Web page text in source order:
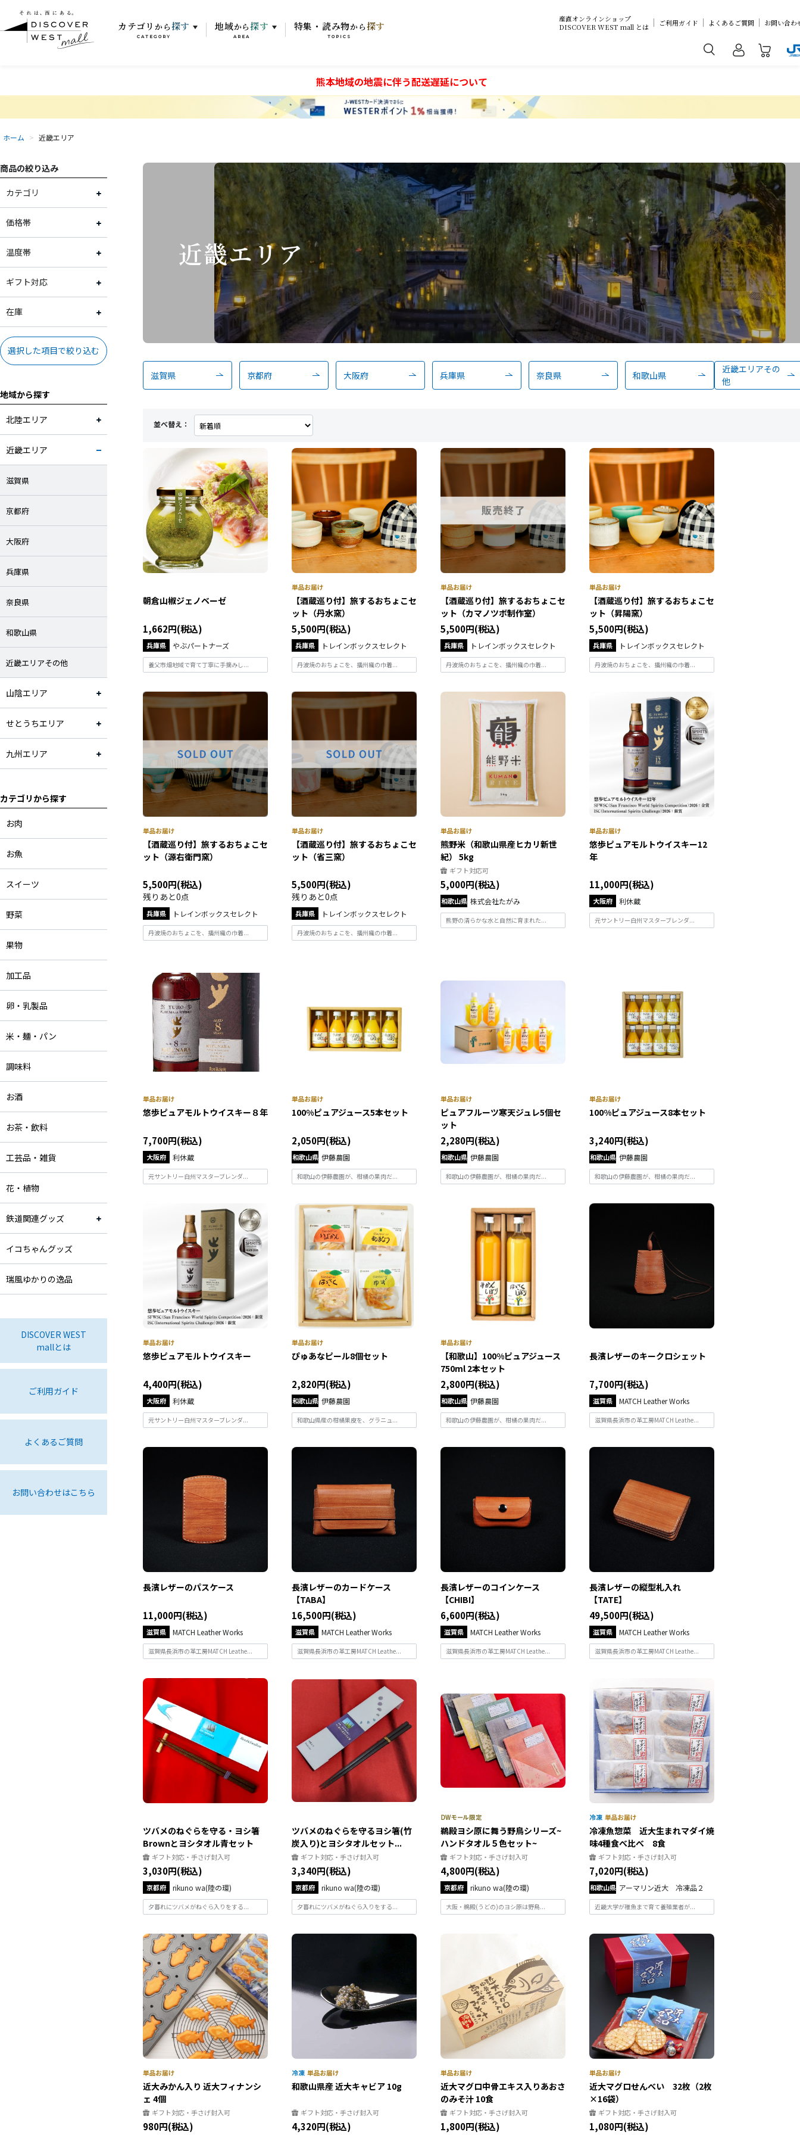
カテゴリ から 探す
CATEGORY
地域から 探す
AREA
特集・読み物から 探す
TOPICS
産直オンラインショップ
DISCOVER WEST mall とは
ご利用ガイド よくあるご質問 お問い合わ
熊本地域の地震に伴う配送遅延について
ホーム > 近畿エリア
商品の絞り込み
カテゴリ
お肉
お魚
スイーツ
野菜
果物
卵・乳製品
花・植物
価格帯
～2,000円
2,001円～3,000円
3,001円～4,000円
4,001円～5,000円
10,001円～
温度帯
常温
冷蔵
冷凍
ギフト対応
ギフト対応可
ギフト対応不可
在庫
在庫あり
選択した項目で絞り込む
地域から探す
北陸エリア
近畿エリア
滋賀県
京都府
大阪府
兵庫県
奈良県
和歌山県
近畿エリアその他
山陰エリア
せとうちエリア
九州エリア
カテゴリから探す
お肉
お魚
スイーツ
野菜
果物
加工品
卵・乳製品
米・麺・パン
調味料
お酒
お茶・飲料
工芸品・雑貨
花・植物
鉄道関連グッズ
イコちゃんグッズ
瑞風ゆかりの逸品
DISCOVER WEST
mallとは
ご利用ガイド
よくあるご質問
お問い合わせはこちら
近畿エリア
滋賀県 京都府 大阪府 兵庫県 奈良県 和歌山県
近畿エリアその
他
並べ替え：
朝倉山椒ジェノベーゼ
1,662円(税込)
兵庫県 やぶパートナーズ
養父市畑地域で育て丁寧に手摘みし...
【酒蔵巡り付】旅するおちょこセ
ット（丹水窯）
5,500円(税込)
兵庫県 トレインボックスセレクト
丹波焼のおちょこを、播州織の巾着...
【酒蔵巡り付】旅するおちょこセ
ット（カマノツボ制作室）
5,500円(税込)
兵庫県 トレインボックスセレクト
丹波焼のおちょこを、播州織の巾着...
【酒蔵巡り付】旅するおちょこセ
ット（昇陽窯）
5,500円(税込)
兵庫県 トレインボックスセレクト
丹波焼のおちょこを、播州織の巾着...
【酒蔵巡り付】旅するおちょこセ
ット（源右衛門窯）
5,500円(税込)
残りあと0点
兵庫県 トレインボックスセレクト
丹波焼のおちょこを、播州織の巾着...
【酒蔵巡り付】旅するおちょこセ
ット（省三窯）
5,500円(税込)
残りあと0点
兵庫県 トレインボックスセレクト
丹波焼のおちょこを、播州織の巾着...
熊野米（和歌山県産ヒカリ新世
紀） 5kg
ギフト対応可
5,000円(税込)
和歌山県 株式会社たがみ
熊野の清らかな水と自然に育まれた...
悠歩ピュアモルトウイスキー12
年
11,000円(税込)
大阪府 利休蔵
元サントリー白州マスターブレンダ...
悠歩ピュアモルトウイスキー８年
7,700円(税込)
大阪府 利休蔵
元サントリー白州マスターブレンダ...
100%ピュアジュース5本セット
2,050円(税込)
和歌山県 伊藤農園
和歌山の伊藤農園が、柑橘の果肉だ...
ピュアフルーツ寒天ジュレ5個セ
ット
2,280円(税込)
和歌山県 伊藤農園
和歌山の伊藤農園が、柑橘の果肉だ...
100%ピュアジュース8本セット
3,240円(税込)
和歌山県 伊藤農園
和歌山の伊藤農園が、柑橘の果肉だ...
悠歩ピュアモルトウイスキー
4,400円(税込)
大阪府 利休蔵
元サントリー白州マスターブレンダ...
ぴゅあなピール8個セット
2,820円(税込)
和歌山県 伊藤農園
和歌山県産の柑橘果皮を、グラニュ...
【和歌山】100%ピュアジュース
750ml 2本セット
2,800円(税込)
和歌山県 伊藤農園
和歌山の伊藤農園が、柑橘の果肉だ...
長濱レザーのキークロシェット
7,700円(税込)
滋賀県 MATCH Leather Works
滋賀県長浜市の革工房MATCH Leathe...
長濱レザーのパスケース
11,000円(税込)
滋賀県 MATCH Leather Works
滋賀県長浜市の革工房MATCH Leathe...
長濱レザーのカードケース
【TABA】
16,500円(税込)
滋賀県 MATCH Leather Works
滋賀県長浜市の革工房MATCH Leathe...
長濱レザーのコインケース
【CHIBI】
6,600円(税込)
滋賀県 MATCH Leather Works
滋賀県長浜市の革工房MATCH Leathe...
長濱レザーの縦型札入れ
【TATE】
49,500円(税込)
滋賀県 MATCH Leather Works
滋賀県長浜市の革工房MATCH Leathe...
ツバメのねぐらを守る・ヨシ箸
Brownとヨシタオル青セット
ギフト対応・手さげ封入可
3,030円(税込)
京都府 rikuno wa(陸の環)
夕暮れにツバメがねぐら入りをする...
ツバメのねぐらを守るヨシ箸(竹
炭入り)とヨシタオルセット...
ギフト対応・手さげ封入可
3,340円(税込)
京都府 rikuno wa(陸の環)
夕暮れにツバメがねぐら入りをする...
鵜殿ヨシ原に舞う野鳥シリーズ~
ハンドタオル５色セット~
ギフト対応・手さげ封入可
4,800円(税込)
京都府 rikuno wa(陸の環)
大阪・鵜殿(うどの)のヨシ原は野鳥...
冷凍魚惣菜 近大生まれマダイ焼
味4種食べ比べ 8食
ギフト対応・手さげ封入可
7,020円(税込)
和歌山県 アーマリン近大 冷凍品２
近畿大学が稚魚まで育て養殖業者が...
近大みかん入り 近大フィナンシ
ェ 4個
ギフト対応・手さげ封入可
980円(税込)
和歌山県産 近大キャビア 10g
ギフト対応・手さげ封入可
4,320円(税込)
近大マグロ中骨エキス入りあおさ
のみそ汁 10食
ギフト対応・手さげ封入可
1,800円(税込)
近大マグロせんべい 32枚（2枚
×16袋）
ギフト対応・手さげ封入可
1,080円(税込)